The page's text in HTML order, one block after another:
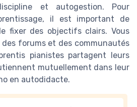
et autogestion. Pour
il est important de
fixer des objectifs clairs. Vous
forums et des communautés
pianistes partagent leurs
mutuellement dans leur
en autodidacte.